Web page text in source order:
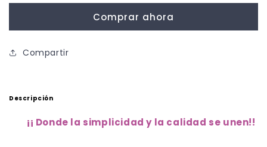
Special
Special
Comprar ahora
Compartir
Descripción
¡¡ Donde la simplicidad y la calidad se unen!!